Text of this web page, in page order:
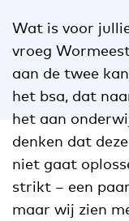
Wat is voor
vroeg
aan de twee
het bsa, dat
het aan
denken dat
niet gaat
strikt – een
maar wij zien